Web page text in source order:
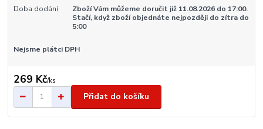
Doba dodání
Zboží Vám můžeme doručit již 11.08.2026 do 17:00.
Stačí, když zboží objednáte nejpozději do zítra do
5:00
Nejsme plátci DPH
269 Kč/ks
Přidat do košíku